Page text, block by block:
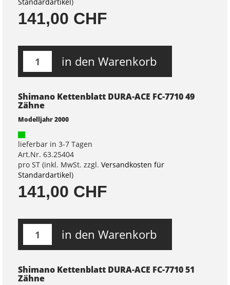
141,00 CHF
in den Warenkorb
Shimano Kettenblatt DURA-ACE FC-7710 49
Zähne
Modelljahr 2000
lieferbar in 3-7 Tagen
Art.Nr. 63.25404
pro ST (inkl. MwSt. zzgl. Versandkosten für
Standardartikel)
141,00 CHF
in den Warenkorb
Shimano Kettenblatt DURA-ACE FC-7710 51
Zähne